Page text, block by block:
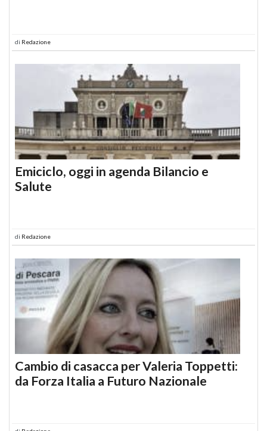
di Redazione
Emiciclo, oggi in agenda Bilancio e
Salute
di Redazione
Cambio di casacca per Valeria Toppetti:
da Forza Italia a Futuro Nazionale